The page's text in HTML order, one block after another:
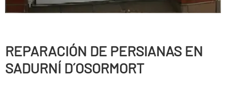
REPARACIÓN DE PERSIANAS EN
SADURNÍ D´OSORMORT